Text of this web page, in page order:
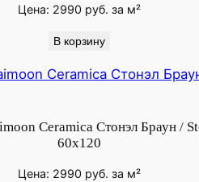
Цена: 2990 руб. за м²
В корзину
Ceramica Стонэл Браун /
60x120
Цена: 2990 руб. за м²